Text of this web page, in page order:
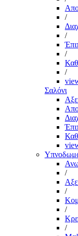
/
/
/
/
Σαλόνι
/
/
/
/